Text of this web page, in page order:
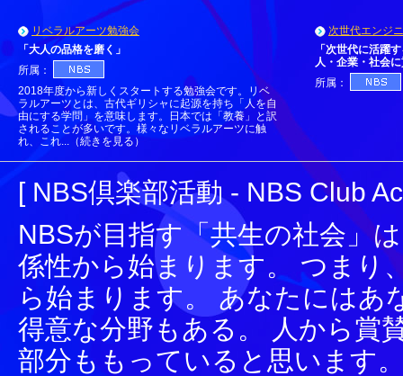
リベラルアーツ勉強会
「大人の品格を磨く」
所属：
2018年度から新しくスタートする勉強会です。リベ
ラルアーツとは、古代ギリシャに起源を持ち「人を自
由にする学問」を意味します。日本では「教養」と訳
されることが多いです。様々なリベラルアーツに触
れ、これ...（続きを見る）
次世代エンジ
「次世代に活躍
人・企業・社会
所属：
[ NBS倶楽部活動 - NBS Club
NBSが目指す「共生の社会」
係性から始まります。 つまり
ら始まります。 あなたにはあ
得意な分野もある。 人から賞
部分ももっていると思います